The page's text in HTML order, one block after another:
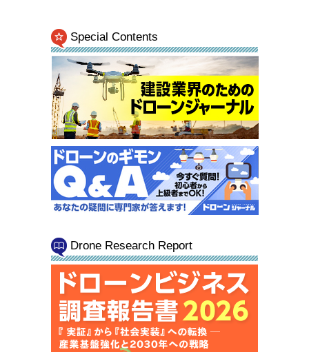
Special Contents
Drone Research Report